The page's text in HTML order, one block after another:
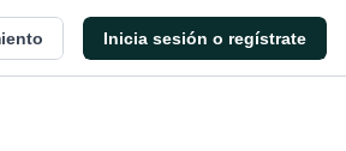
Inicia sesión o regístrate